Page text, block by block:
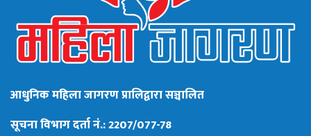
आधुनिक महिला जागरण प्रालिद्वारा सञ्चालित
सूचना विभाग दर्ता नं.: 2207/077-78